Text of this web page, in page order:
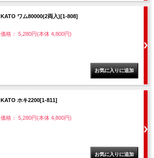
KATO ワム80000(2両入)[1-808]
価格： 5,280円(本体 4,800円)
KATO ホキ2200[1-811]
価格： 5,280円(本体 4,800円)